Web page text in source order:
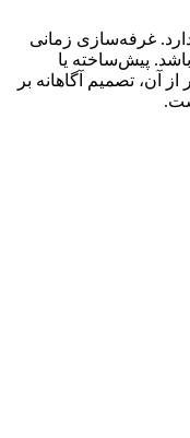
غرفه‌سازی زمانی
پیش‌ساخته یا
آن، تصمیم آگاهانه بر